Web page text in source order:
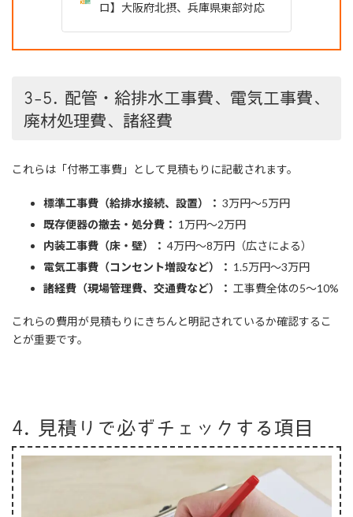
ロ】大阪府北摂、兵庫県東部対応
3-5. 配管・給排水工事費、電気工事費、
廃材処理費、諸経費
これらは「付帯工事費」として見積もりに記載されます。
標準工事費（給排水接続、設置）： 3万円～5万円
既存便器の撤去・処分費： 1万円～2万円
内装工事費（床・壁）： 4万円～8万円（広さによる）
電気工事費（コンセント増設など）： 1.5万円～3万円
諸経費（現場管理費、交通費など）： 工事費全体の5～10%
これらの費用が見積もりにきちんと明記されているか確認するこ
とが重要です。
4. 見積りで必ずチェックする項目